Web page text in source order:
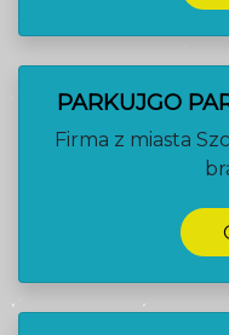
PARKUJGO
Firma z miasta